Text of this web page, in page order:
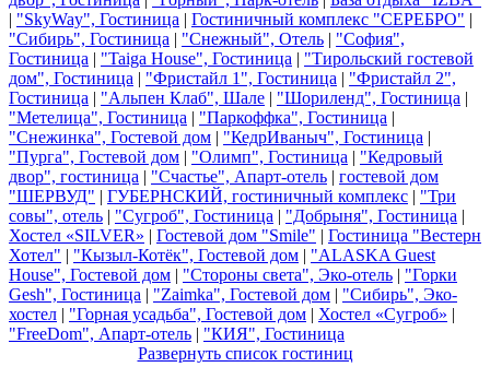
| "SkyWay", Гостиница | Гостиничный комплекс "СЕРЕБРО" |
"Сибирь", Гостиница | "Снежный", Отель | "София",
Гостиница | "Taiga House", Гостиница | "Тирольский гостевой
дом", Гостиница | "Фристайл 1", Гостиница | "Фристайл 2",
Гостиница | "Альпен Клаб", Шале | "Шориленд", Гостиница |
"Метелица", Гостиница | "Паркоффка", Гостиница |
"Снежинка", Гостевой дом | "КедрИваныч", Гостиница |
"Пурга", Гостевой дом | "Олимп", Гостиница | "Кедровый
двор", гостиница | "Счастье", Апарт-отель | гостевой дом
"ШЕРВУД" | ГУБЕРНСКИЙ, гостиничный комплекс | "Три
совы", отель | "Сугроб", Гостиница | "Добрыня", Гостиница |
Хостел «SILVER» | Гостевой дом "Smile" | Гостиница "Вестерн
Хотел" | "Кызыл-Котёк", Гостевой дом | "ALASKA Guest
House", Гостевой дом | "Стороны света", Эко-отель | "Горки
Gesh", Гостиница | "Zaimka", Гостевой дом | "Сибирь", Эко-
хостел | "Горная усадьба", Гостевой дом | Хостел «Сугроб» |
"FreeDom", Апарт-отель | "КИЯ", Гостиница
Развернуть список гостиниц